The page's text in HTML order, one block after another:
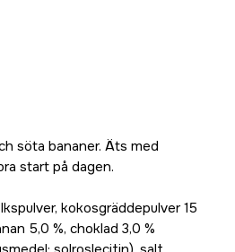
söta bananer. Äts med
start på dagen.
kokosgräddepulver 15
5,0 %, choklad 3,0 %